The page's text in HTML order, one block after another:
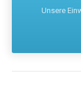
Unsere